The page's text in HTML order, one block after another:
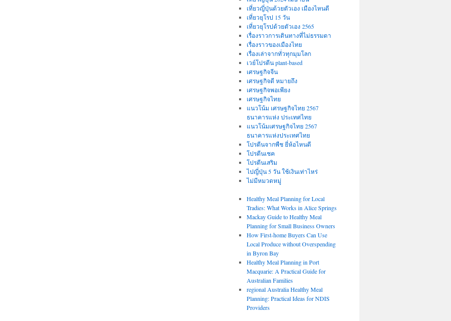
เที่ยวญี่ปุ่นด้วยตัวเอง เมืองไหนดี
เที่ยวยุโรป 15 วัน
เที่ยวยุโรปด้วยตัวเอง 2565
เรื่องราวการเดินทางที่ไม่ธรรมดา
เรื่องราวของเมืองไทย
เรื่องเล่าจากทั่วทุกมุมโลก
เวย์โปรตีน plant-based
เศรษฐกิจจีน
เศรษฐกิจดี หมายถึง
เศรษฐกิจพอเพียง
เศรษฐกิจไทย
แนวโน้ม เศรษฐกิจไทย 2567
ธนาคารแห่ง ประเทศไทย
แนวโน้มเศรษฐกิจไทย 2567
ธนาคารแห่งประเทศไทย
โปรตีนจากพืช ยี่ห้อไหนดี
โปรตีนเชค
โปรตีนเสริม
ไปญี่ปุ่น 5 วัน ใช้เงินเท่าไหร่
ไม่มีหมวดหมู่
Healthy Meal Planning for Local
Tradies: What Works in Alice Springs
Mackay Guide to Healthy Meal
Planning for Small Business Owners
How First-home Buyers Can Use
Local Produce without Overspending
in Byron Bay
Healthy Meal Planning in Port
Macquarie: A Practical Guide for
Australian Families
regional Australia Healthy Meal
Planning: Practical Ideas for NDIS
Providers